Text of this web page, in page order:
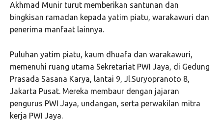
Akhmad Munir turut memberikan santunan dan
bingkisan ramadan kepada yatim piatu, warakawuri dan
penerima manfaat lainnya.
Puluhan yatim piatu, kaum dhuafa dan warakawuri,
memenuhi ruang utama Sekretariat PWI Jaya, di Gedung
Prasada Sasana Karya, lantai 9, Jl.Suryopranoto 8,
Jakarta Pusat. Mereka membaur dengan jajaran
pengurus PWI Jaya, undangan, serta perwakilan mitra
kerja PWI Jaya.